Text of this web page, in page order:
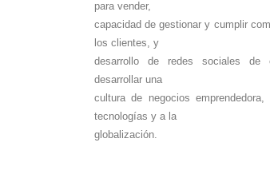
para vender,
capacidad de gestionar y cumplir
los clientes, y
desarrollo de redes sociales de
desarrollar una
cultura de negocios
tecnologías y a la
globalización.